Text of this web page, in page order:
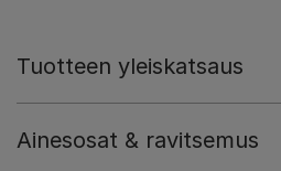
Tuotteen yleiskatsaus
Ainesosat & ravitsemus